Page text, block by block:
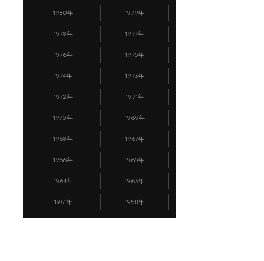
1980年 1979年
1978年 1977年
1976年 1975年
1974年 1973年
1972年 1971年
1970年 1969年
1968年 1967年
1966年 1965年
1964年 1963年
1961年 1958年